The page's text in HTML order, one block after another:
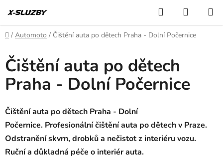
na
obsah
Hledat
KOŠÍK
Domů
/ Automoto / Čištění auta po dětech Praha - Dolní Počernice
Čištění auta po dětech
Praha - Dolní Počernice
Čištění auta po dětech Praha - Dolní
Počernice. Profesionální čištění auta po dětech v Praze.
Odstranění skvrn, drobků a nečistot z interiéru vozu.
Ruční a důkladná péče o interiér auta.